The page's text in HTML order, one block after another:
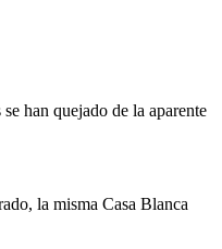
han quejado de la aparente
la misma Casa Blanca